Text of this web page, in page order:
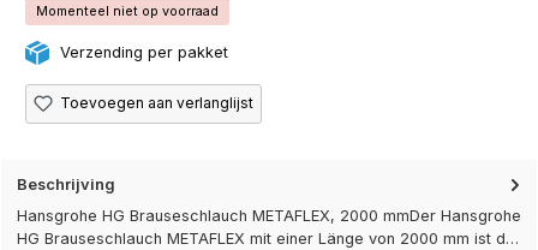
Momenteel niet op voorraad
Verzending per pakket
Toevoegen aan verlanglijst
Beschrijving
Hansgrohe HG Brauseschlauch METAFLEX, 2000 mmDer Hansgrohe
HG Brauseschlauch METAFLEX mit einer Länge von 2000 mm ist d…